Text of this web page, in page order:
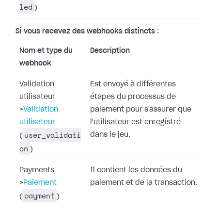
led )
Si vous recevez des webhooks distincts :
Nom et type du
webhook
Description
Validation
utilisateur
>Validation
utilisateur
( user_validati
on )
Est envoyé à différentes
étapes du processus de
paiement pour s'assurer que
l'utilisateur est enregistré
dans le jeu.
Payments
> Paiement
( payment )
Il contient les données du
paiement et de la transaction.